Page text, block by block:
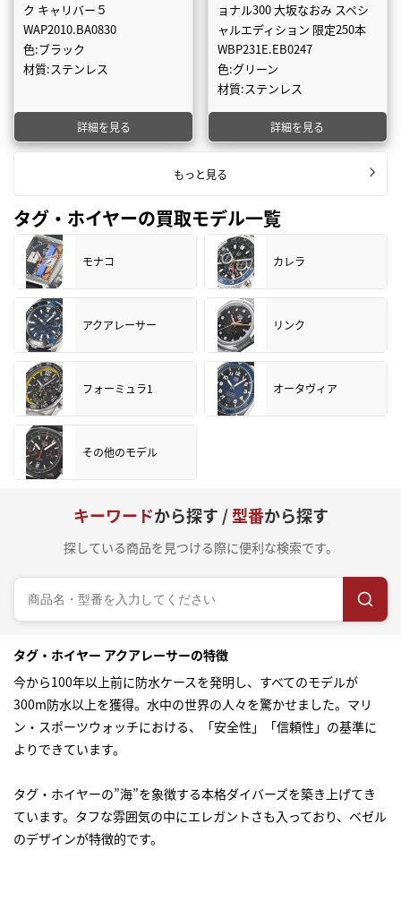
ク キャリバー５
WAP2010.BA0830
色:ブラック
材質:ステンレス
詳細を見る
ョナル300 大坂なおみ スペシ
ャルエディション 限定250本
WBP231E.EB0247
色:グリーン
材質:ステンレス
詳細を見る
もっと見る
タグ・ホイヤーの買取モデル一覧
モナコ カレラ
アクアレーサー リンク
フォーミュラ1 オータヴィア
その他のモデル
キーワードから探す /型番から探す
探している商品を見つける際に便利な検索です。
タグ・ホイヤー アクアレーサーの特徴
今から100年以上前に防水ケースを発明し、すべてのモデルが
300m防水以上を獲得。水中の世界の人々を驚かせました。マリ
ン・スポーツウォッチにおける、「安全性」「信頼性」の基準に
よりできています。
タグ・ホイヤーの”海”を象徴する本格ダイバーズを築き上げてき
ています。タフな雰囲気の中にエレガントさも入っており、ベゼル
のデザインが特徴的です。